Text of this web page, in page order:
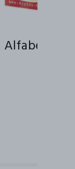
Alfabeyi